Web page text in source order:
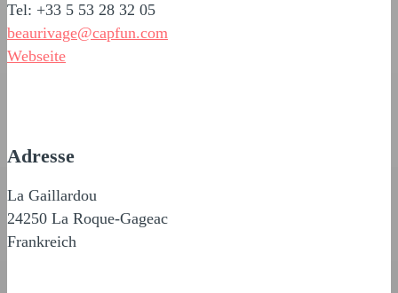
Tel: +33 5 53 28 32 05
beaurivage@capfun.com
Webseite
Adresse
La Gaillardou
24250 La Roque-Gageac
Frankreich